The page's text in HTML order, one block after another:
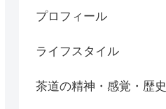
プロフィール
ライフスタイル
茶道の精神・感覚・歴史